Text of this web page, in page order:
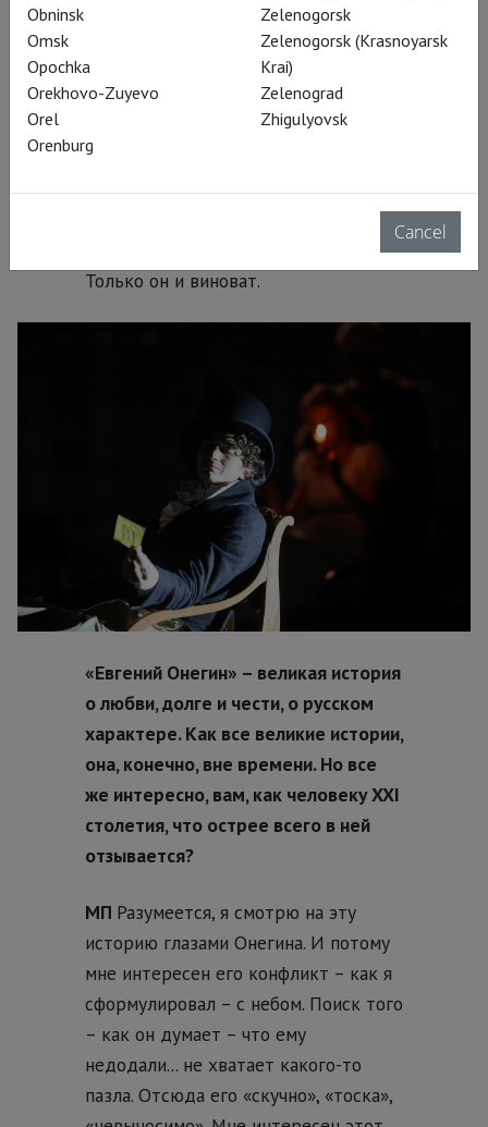
Его история – это путь. Если
смотреть на его путь со стороны, как
исследователь или наблюдатель, то
трагедии никакой нет. Есть падение
мира, который Онегин сам себе
построил. Точнее падение, как он
бумажных стен. Виноват ли он сам?
Только он и виноват.
«Евгений Онегин» – великая история
о любви, долге и чести, о русском
характере. Как все великие истории,
она, конечно, вне времени. Но все
же интересно, вам, как человеку XXI
столетия, что острее всего в ней
отзывается?
МП Разумеется, я смотрю на эту
историю глазами Онегина. И потому
мне интересен его конфликт – как я
сформулировал – с небом. Поиск того
– как он думает – что ему
недодали... не хватает какого-то
пазла. Отсюда его «скучно», «тоска»,
Obninsk
Omsk
Opochka
Orekhovo-Zuyevo
Orel
Orenburg
Zelenogorsk
Zelenogorsk (Krasnoyarsk
Krai)
Zelenograd
Zhigulyovsk
Cancel